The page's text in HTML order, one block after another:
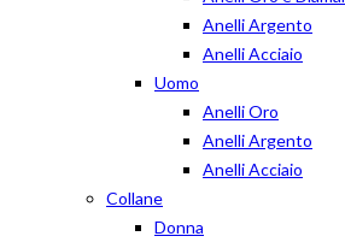
Anelli Argento
Anelli Acciaio
Uomo
Anelli Oro
Anelli Argento
Anelli Acciaio
Collane
Donna